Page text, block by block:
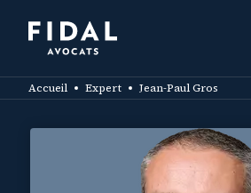
contenu
principal
Accueil Expert Jean-Paul Gros